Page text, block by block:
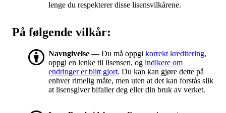
lenge du respekterer disse lisensvilkårene.
På følgende vilkår:
Navngivelse — Du må oppgi korrekt kreditering,
oppgi en lenke til lisensen, og indikere om
endringer er blitt gjort. Du kan kan gjøre dette på
enhver rimelig måte, men uten at det kan forstås slik
at lisensgiver bifaller deg eller din bruk av verket.